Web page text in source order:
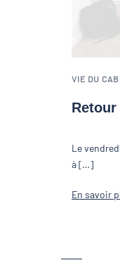
VIE DU
Le
à […]
En savoir